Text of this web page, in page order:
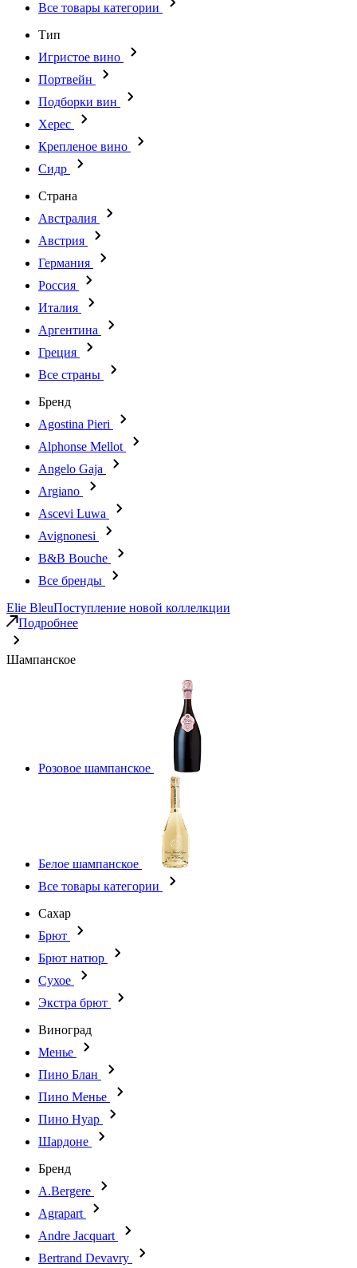
Все товары категории
Тип
Игристое вино
Портвейн
Подборки вин
Херес
Крепленое вино
Сидр
Страна
Австралия
Австрия
Германия
Россия
Италия
Аргентина
Греция
Все страны
Бренд
Agostina Pieri
Alphonse Mellot
Angelo Gaja
Argiano
Ascevi Luwa
Avignonesi
B&B Bouche
Все бренды
Elie BleuПоступление новой коллелкции
Подробнее
Шампанское
Розовое шампанское
Белое шампанское
Все товары категории
Сахар
Брют
Брют натюр
Сухое
Экстра брют
Виноград
Менье
Пино Блан
Пино Менье
Пино Нуар
Шардоне
Бренд
A.Bergere
Agrapart
Andre Jacquart
Bertrand Devavry